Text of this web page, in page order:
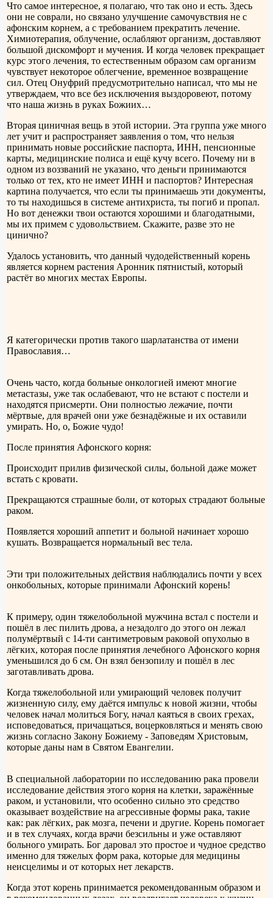
Что самое интересное, я полагаю, что так оно и есть. Здесь
они не соврали, но связано улучшение самочувствия не с
афонским корнем, а с требованием прекратить лечение.
Химиотерапия, облучение, ослабляют организм, доставляют
большой дискомфорт и мучения. И когда человек прекращает
курс этого лечения, то естественным образом сам организм
чувствует некоторое облегчение, временное возвращение
сил. Отец Онуфрий предусмотрительно написал, что мы не
утверждаем, что все без исключения выздоровеют, потому
что наша жизнь в руках Божиих…
Вторая циничная вещь в этой истории. Эта группа уже много
лет учит и распространяет заявления о том, что нельзя
принимать новые российские паспорта, ИНН, пенсионные
карты, медицинские полиса и ещё кучу всего. Почему ни в
одном из воззваний не указано, что деньги принимаются
только от тех, кто не имеет ИНН и паспортов? Интересная
картина получается, что если ты принимаешь эти документы,
то ты находишься в системе антихриста, ты погиб и пропал.
Но вот денежки твои остаются хорошими и благодатными,
мы их примем с удовольствием. Скажите, разве это не
цинично?
Удалось установить, что данный чудодейственный корень
является корнем растения Аронник пятнистый, который
растёт во многих местах Европы.
Я категорически против такого шарлатанства от имени
Православия…
Очень часто, когда больные онкологией имеют многие
метастазы, уже так ослабевают, что не встают с постели и
находятся присмерти. Они полностью лежачие, почти
мёртвые, для врачей они уже безнадёжные и их оставили
умирать. Но, о, Божие чудо!
После принятия Афонского корня:
Происходит прилив физической силы, больной даже может
встать с кровати.
Прекращаются страшные боли, от которых страдают больные
раком.
Появляется хороший аппетит и больной начинает хорошо
кушать. Возвращается нормальный вес тела.
Эти три положительных действия наблюдались почти у всех
онкобольных, которые принимали Афонский корень!
К примеру, один тяжелобольной мужчина встал с постели и
пошёл в лес пилить дрова, а незадолго до этого он лежал
полумёртвый с 14-ти сантиметровым раковой опухолью в
лёгких, которая после принятия лечебного Афонского корня
уменьшился до 6 см. Он взял бензопилу и пошёл в лес
заготавливать дрова.
Когда тяжелобольной или умирающий человек получит
жизненную силу, ему даётся импульс к новой жизни, чтобы
человек начал молиться Богу, начал каяться в своих грехах,
исповедоваться, причащаться, воцерковляться и менять свою
жизнь согласно Закону Божиему - Заповедям Христовым,
которые даны нам в Святом Евангелии.
В специальной лаборатории по исследованию рака провели
исследование действия этого корня на клетки, заражённые
раком, и установили, что особенно сильно это средство
оказывает воздействие на агрессивные формы рака, такие
как: рак лёгких, рак мозга, печени и другие. Корень помогает
и в тех случаях, когда врачи безсильны и уже оставляют
больного умирать. Бог даровал это простое и чудное средство
именно для тяжелых форм рака, которые для медицины
неисцелимы и от которых нет лекарств.
Когда этот корень принимается рекомендованным образом и